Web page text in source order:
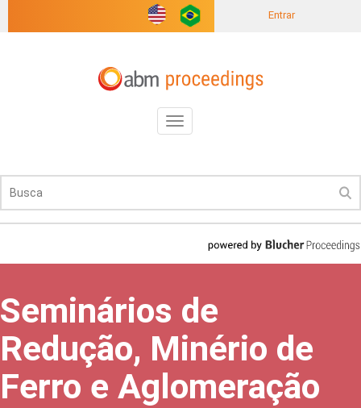
Entrar
Toggle
navigation
Seminários de
Redução, Minério de
Ferro e Aglomeração